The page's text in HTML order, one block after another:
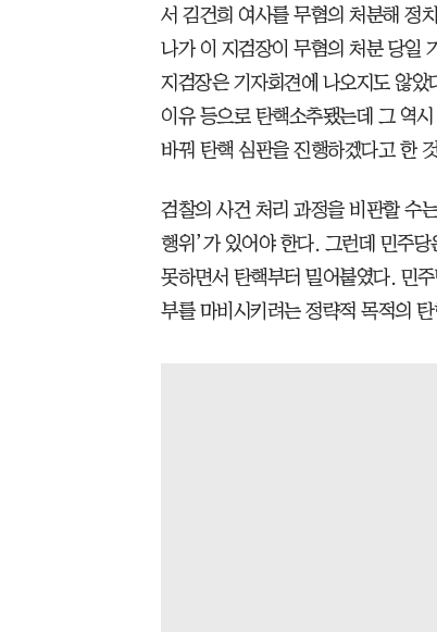
서 김건희 여사를 무혐의 처분해 정
나가 이 지검장이 무혐의 처분 당일
지검장은 기자회견에 나오지도 않
이유 등으로 탄핵소추됐는데 그 역
바꿔 탄핵 심판을 진행하겠다고 한
검찰의 사건 처리 과정을 비판할 수
행위’가 있어야 한다. 그런데 민주
못하면서 탄핵부터 밀어붙였다. 민
부를 마비시키려는 정략적 목적의